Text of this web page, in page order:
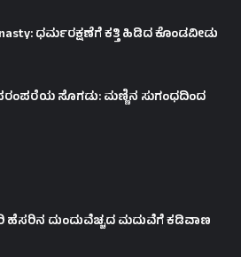
ಧರ್ಮರಕ್ಷಣೆಗೆ ಕತ್ತಿ ಹಿಡಿದ ಕೊಂಡವೀಡು
ಪರಂಪರೆಯ ಸೊಗಡು: ಮಣ್ಣಿನ ಸುಗಂಧದಿಂದ
ಹೆಸರಿನ ದುಂದುವೆಚ್ಚದ ಮದುವೆಗೆ ಕಡಿವಾಣ